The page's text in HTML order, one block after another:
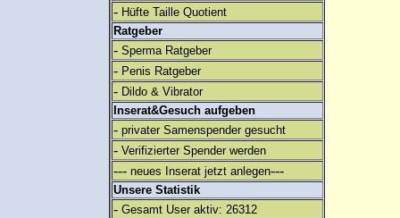
- Hüfte Taille Quotient
Ratgeber
- Sperma Ratgeber
- Penis Ratgeber
- Dildo & Vibrator
Inserat&Gesuch aufgeben
- privater Samenspender gesucht
- Verifizierter Spender werden
--- neues Inserat jetzt anlegen---
Unsere Statistik
- Gesamt User aktiv: 26312